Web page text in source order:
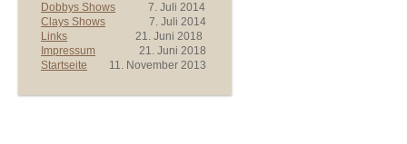
Dobbys Shows 7. Juli 2014
Clays Shows 7. Juli 2014
Links 21. Juni 2018
Impressum 21. Juni 2018
Startseite 11. November 2013